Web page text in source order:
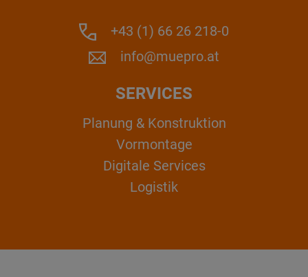
+43 (1) 66 26 218-0
info@muepro.at
SERVICES
Planung & Konstruktion
Vormontage
Digitale Services
Logistik